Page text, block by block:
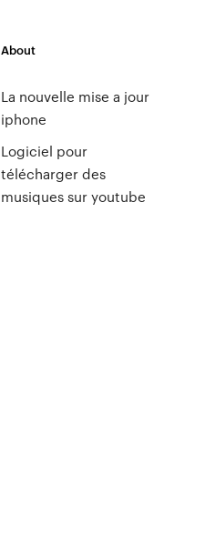
About
La nouvelle mise a jour
iphone
Logiciel pour
télécharger des
musiques sur youtube